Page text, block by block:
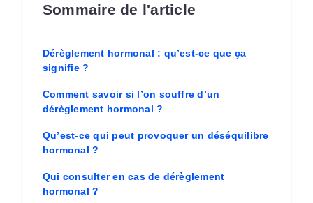
Sommaire de l'article
Dérèglement hormonal : qu’est-ce que ça
signifie ?
Comment savoir si l’on souffre d’un
dérèglement hormonal ?
Qu’est-ce qui peut provoquer un déséquilibre
hormonal ?
Qui consulter en cas de dérèglement
hormonal ?